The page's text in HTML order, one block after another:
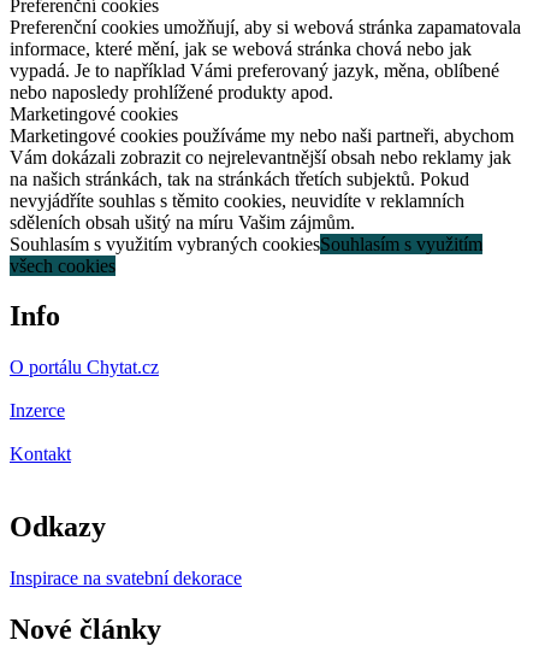
Preferenční cookies
Preferenční cookies umožňují, aby si webová stránka zapamatovala
informace, které mění, jak se webová stránka chová nebo jak
vypadá. Je to například Vámi preferovaný jazyk, měna, oblíbené
nebo naposledy prohlížené produkty apod.
Marketingové cookies
Marketingové cookies používáme my nebo naši partneři, abychom
Vám dokázali zobrazit co nejrelevantnější obsah nebo reklamy jak
na našich stránkách, tak na stránkách třetích subjektů. Pokud
nevyjádříte souhlas s těmito cookies, neuvidíte v reklamních
sděleních obsah ušitý na míru Vašim zájmům.
Souhlasím s využitím vybraných cookiesSouhlasím s využitím
všech cookies
Info
O portálu Chytat.cz
Inzerce
Kontakt
Odkazy
Inspirace na svatební dekorace
Nové články